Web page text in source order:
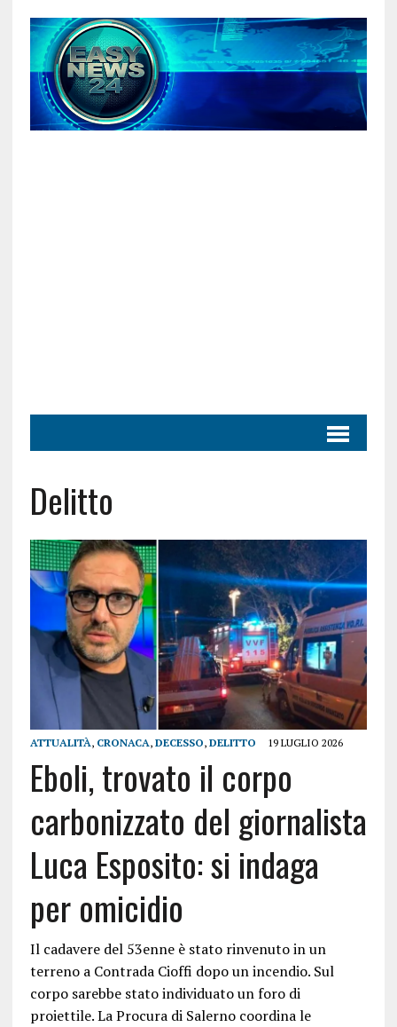
Delitto
ATTUALITÀ, CRONACA, DECESSO, DELITTO 19 LUGLIO 2026
Eboli, trovato il corpo
carbonizzato del giornalista
Luca Esposito: si indaga
per omicidio
Il cadavere del 53enne è stato rinvenuto in un
terreno a Contrada Cioffi dopo un incendio. Sul
corpo sarebbe stato individuato un foro di
proiettile. La Procura di Salerno coordina le